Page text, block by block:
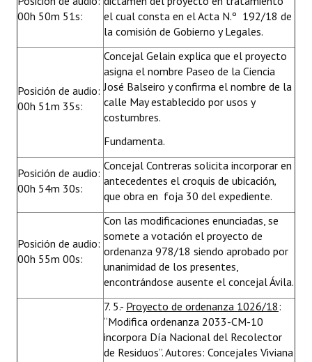
00h 50m 51s:
el cual consta en el Acta N.º 192/18 de
la comisión de Gobierno y Legales.
Posición de audio:
00h 51m 35s:
Concejal Gelain explica que el proyecto
asigna el nombre Paseo de la Ciencia
José Balseiro y confirma el nombre de la
calle May establecido por usos y
costumbres.
Fundamenta.
Posición de audio:
00h 54m 30s:
Concejal Contreras solicita incorporar en
antecedentes el croquis de ubicación,
que obra en foja 30 del expediente.
Posición de audio:
00h 55m 00s:
Con las modificaciones enunciadas, se
somete a votación el proyecto de
ordenanza 978/18 siendo aprobado por
unanimidad de los presentes,
encontrándose ausente el concejal Ávila.
7. 5.- Proyecto de ordenanza 1026/18:
“Modifica ordenanza 2033-CM-10
incorpora Día Nacional del Recolector
de Residuos”. Autores: Concejales Viviana